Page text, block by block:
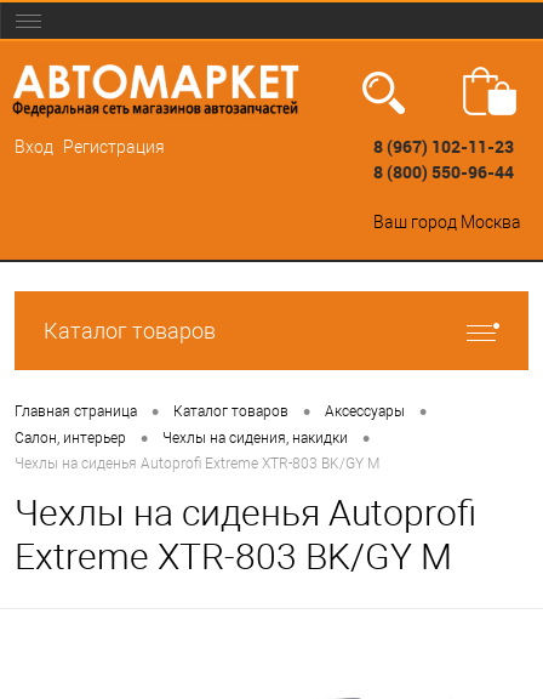
Вход Регистрация
8 (967) 102-11-23
8 (800) 550-96-44
Ваш город Москва
Каталог товаров
Главная страница • Каталог товаров • Аксессуары •
Салон, интерьер • Чехлы на сидения, накидки •
Чехлы на сиденья Autoprofi Extreme XTR-803 BK/GY М
Чехлы на сиденья Autoprofi
Extreme XTR-803 BK/GY М